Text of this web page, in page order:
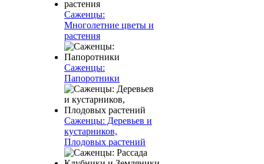
Саженцы:
Многолетние цветы и
растения
Саженцы:
Папоротники
Саженцы: Деревьев и
кустарников,
Плодовых растений